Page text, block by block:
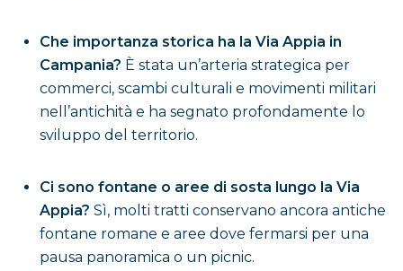
Che importanza storica ha la Via Appia in
Campania? È stata un’arteria strategica per
commerci, scambi culturali e movimenti militari
nell’antichità e ha segnato profondamente lo
sviluppo del territorio.
Ci sono fontane o aree di sosta lungo la Via
Appia? Sì, molti tratti conservano ancora antiche
fontane romane e aree dove fermarsi per una
pausa panoramica o un picnic.